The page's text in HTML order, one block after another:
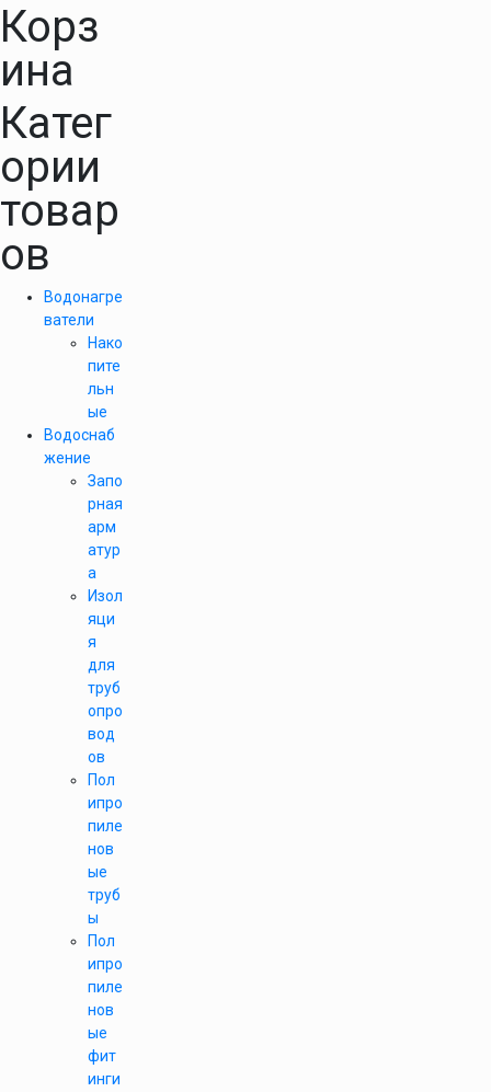
Корз
ина
Катег
ории
товар
ов
Водонагре
ватели
Нако
пите
льн
ые
Водоснаб
жение
Запо
рная
арм
атур
а
Изол
яци
я
для
труб
опро
вод
ов
Пол
ипро
пиле
нов
ые
труб
ы
Пол
ипро
пиле
нов
ые
фит
инги